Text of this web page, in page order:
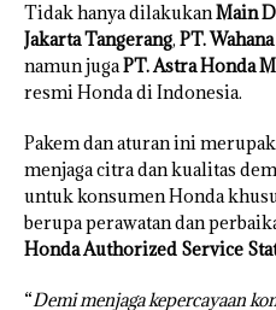
Tidak hanya dilakukanMain
Jakarta Tangerang, PT.
namun jugaPT. Astra Honda
resmi Honda di Indonesia.
Pakem dan aturan ini
menjaga citra dan kualitas
untuk konsumen Honda
berupa perawatan dan
Honda Authorized Service
“Demi menjaga kepercayaan